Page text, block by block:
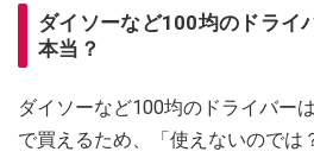
ダイソーなど100均のドライ
本当？
ダイソーなど100均のドライバー
で買えるため、「使えないのでは